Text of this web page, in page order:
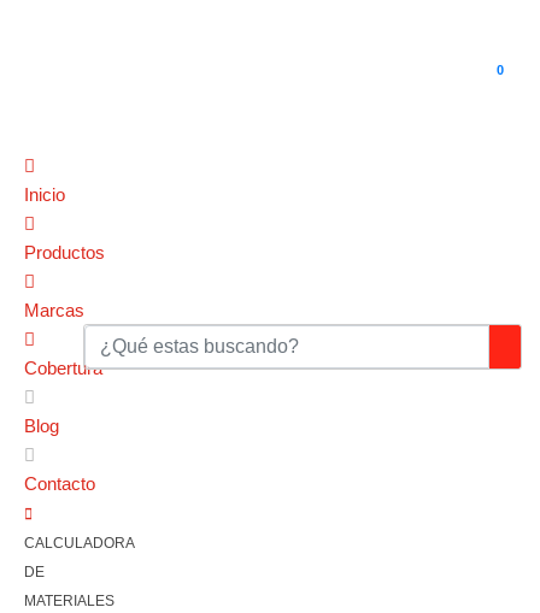
0
Inicio
Productos
Marcas
Cobertura
Blog
Contacto
CALCULADORA
DE
MATERIALES